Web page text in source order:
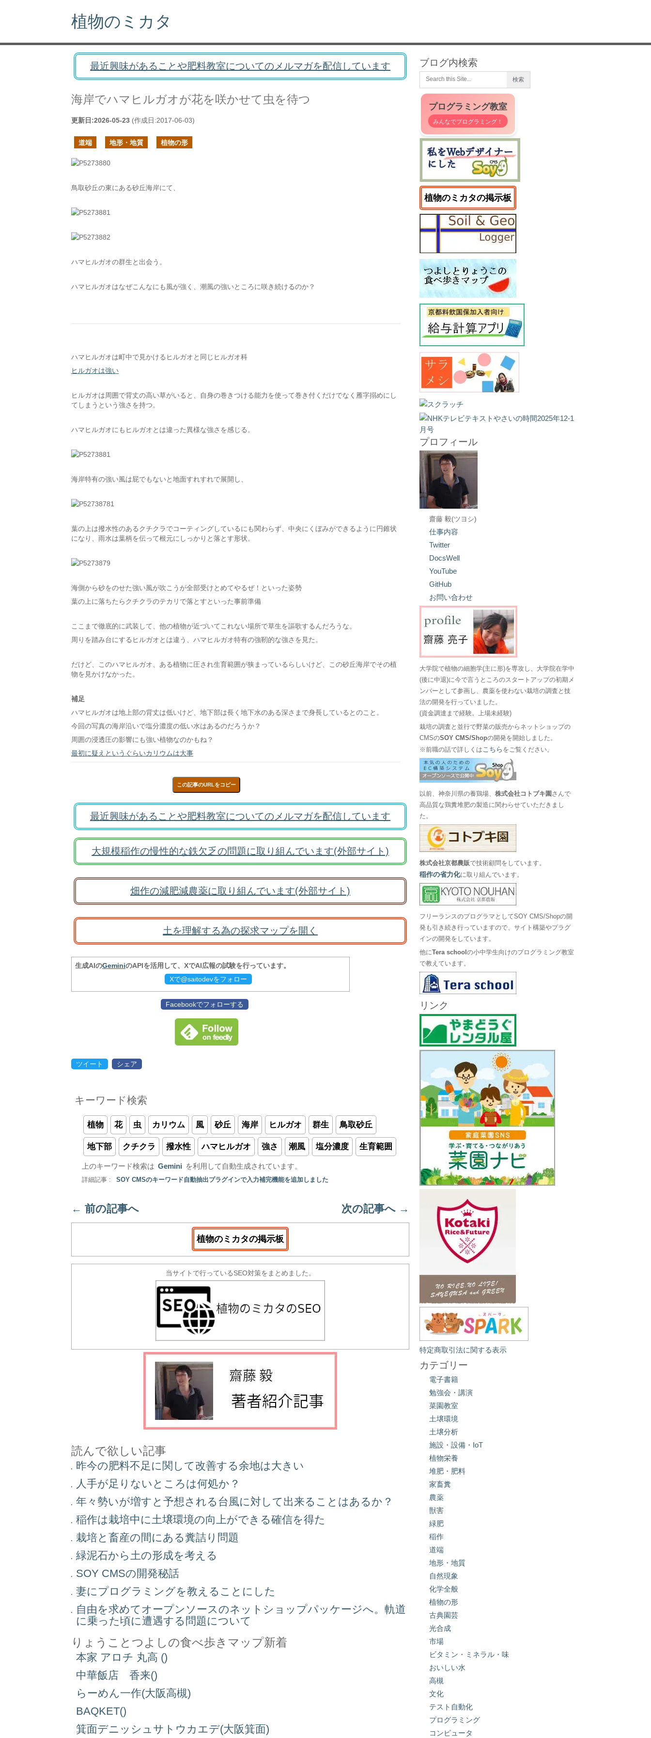
植物のミカタ
最近興味があることや肥料教室についてのメルマガを配信しています
海岸でハマヒルガオが花を咲かせて虫を待つ
更新日:2026-05-23 (作成日:2017-06-03)
道端 地形・地質 植物の形
鳥取砂丘の東にある砂丘海岸にて、
ハマヒルガオの群生と出会う。
ハマヒルガオはなぜこんなにも風が強く、潮風の強いところに咲き続けるのか？
ハマヒルガオは町中で見かけるヒルガオと同じヒルガオ科
ヒルガオは強い
ヒルガオは周囲で背丈の高い草がいると、自身の巻きつける能力を使って巻き付くだけでなく雁字搦めにし
てしまうという強さを持つ。
ハマヒルガオにもヒルガオとは違った異様な強さを感じる。
海岸特有の強い風は屁でもないと地面すれすれで展開し、
葉の上は撥水性のあるクチクラでコーティングしているにも関わらず、中央にくぼみができるように円錐状
になり、雨水は葉柄を伝って根元にしっかりと落とす形状。
海側から砂をのせた強い風が吹こうが全部受けとめてやるぜ！といった姿勢
葉の上に落ちたらクチクラのテカリで落とすといった事前準備
ここまで徹底的に武装して、他の植物が近づいてこれない場所で草生を謳歌するんだろうな。
周りを踏み台にするヒルガオとは違う、ハマヒルガオ特有の強靭的な強さを見た。
だけど、このハマヒルガオ、ある植物に圧され生育範囲が狭まっているらしいけど、この砂丘海岸でその植
物を見かけなかった。
補足
ハマヒルガオは地上部の背丈は低いけど、地下部は長く地下水のある深さまで身長しているとのこと。
今回の写真の海岸沿いで塩分濃度の低い水はあるのだろうか？
周囲の浸透圧の影響にも強い植物なのかもね？
最初に疑えというぐらいカリウムは大事
この記事のURLをコピー
最近興味があることや肥料教室についてのメルマガを配信しています
大規模稲作の慢性的な鉄欠乏の問題に取り組んでいます(外部サイト)
畑作の減肥減農薬に取り組んでいます(外部サイト)
土を理解する為の探求マップを開く
生成AIのGeminiのAPIを活用して、XでAI広報の試験を行っています。
Xで@saitodevをフォロー
Facebookでフォローする
ツイート シェア
キーワード検索
植物 花 虫 カリウム 風 砂丘 海岸 ヒルガオ 群生 鳥取砂丘
地下部 クチクラ 撥水性 ハマヒルガオ 強さ 潮風 塩分濃度 生育範囲
上のキーワード検索は Gemini を利用して自動生成されています。
詳細記事 : SOY CMSのキーワード自動抽出プラグインで入力補完機能を追加しました
← 前の記事へ 次の記事へ →
植物のミカタの掲示板
当サイトで行っているSEO対策をまとめました。
読んで欲しい記事
昨今の肥料不足に関して改善する余地は大きい
人手が足りないところは何処か？
年々勢いが増すと予想される台風に対して出来ることはあるか？
稲作は栽培中に土壌環境の向上ができる確信を得た
栽培と畜産の間にある糞詰り問題
緑泥石から土の形成を考える
SOY CMSの開発秘話
妻にプログラミングを教えることにした
自由を求めてオープンソースのネットショップパッケージへ。軌道
に乗った頃に遭遇する問題について
りょうことつよしの食べ歩きマップ新着
本家 アロチ 丸高 ()
中華飯店 香来()
らーめん一作(大阪高槻)
BAQKET()
箕面デニッシュサトウカエデ(大阪箕面)
ブログ内検索
プログラミング教室
みんなでプログラミング！
植物のミカタの掲示板
プロフィール
齋藤 毅(ツヨシ)
仕事内容
Twitter
DocsWell
YouTube
GitHub
お問い合わせ
大学院で植物の細胞学(主に形)を専攻し、大学院在学中
(後に中退)に今で言うところのスタートアップの初期メ
ンバーとして参画し、農薬を使わない栽培の調査と技
法の開発を行っていました。
(資金調達まで経験。上場未経験)
栽培の調査と並行で野菜の販売からネットショップの
CMSのSOY CMS/Shopの開発を開始しました。
※前職の話で詳しくは こちら をご覧ください。
以前、神奈川県の養鶏場、株式会社コトブキ園 さんで
高品質な鶏糞堆肥の製造に関わらせていただきまし
た。
株式会社京都農販で技術顧問をしています。
稲作の省力化に取り組んでいます。
フリーランスのプログラマとしてSOY CMS/Shopの開
発も引き続き行っていますので、サイト構築やプラグ
インの開発をしています。
他にTera schoolの小中学生向けのプログラミング教室
で教えています。
リンク
特定商取引法に関する表示
カテゴリー
電子書籍
勉強会・講演
菜園教室
土壌環境
土壌分析
施設・設備・IoT
植物栄養
堆肥・肥料
家畜糞
農薬
獣害
緑肥
稲作
道端
地形・地質
自然現象
化学全般
植物の形
古典園芸
光合成
市場
ビタミン・ミネラル・味
おいしい水
高槻
文化
テスト自動化
プログラミング
コンピュータ